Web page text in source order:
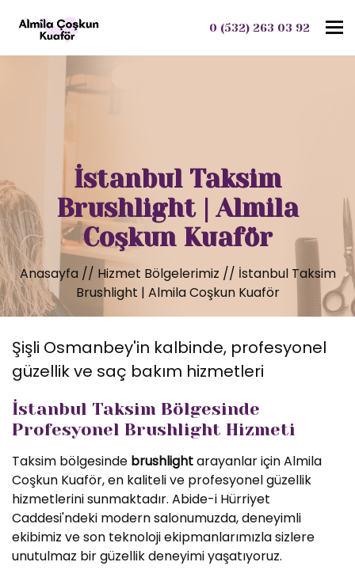
0 (532) 263 03 92
İstanbul Taksim
Brushlight | Almila
Coşkun Kuaför
Anasayfa // Hizmet Bölgelerimiz // İstanbul Taksim
Brushlight | Almila Coşkun Kuaför
Şişli Osmanbey'in kalbinde, profesyonel
güzellik ve saç bakım hizmetleri
İstanbul Taksim Bölgesinde
Profesyonel Brushlight Hizmeti
Taksim bölgesinde brushlightarayanlar için Almila
Coşkun Kuaför, en kaliteli ve profesyonel güzellik
hizmetlerini sunmaktadır. Abide-i Hürriyet
Caddesi'ndeki modern salonumuzda, deneyimli
ekibimiz ve son teknoloji ekipmanlarımızla sizlere
unutulmaz bir güzellik deneyimi yaşatıyoruz.